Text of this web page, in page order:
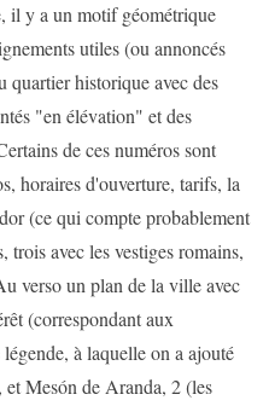
il y a un motif géométrique
utiles (ou annoncés
quartier historique avec des
"en élévation" et des
de ces numéros sont
horaires d'ouverture, tarifs, la
(ce qui compte probablement
trois avec les vestiges romains,
verso un plan de la ville avec
(correspondant aux
à laquelle on a ajouté
Mesón de Aranda, 2 (les